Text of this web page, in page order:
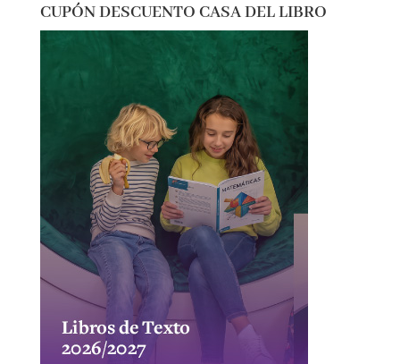
CUPÓN DESCUENTO CASA DEL LIBRO